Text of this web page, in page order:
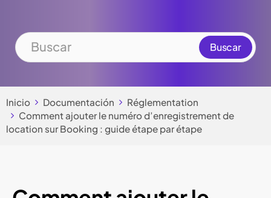
Inicio Documentación
Réglementation
Comment ajouter le numéro d’enregistrement de
location sur Booking : guide étape par étape